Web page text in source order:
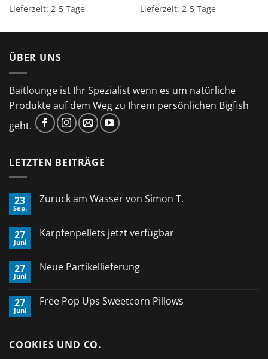
Lieferzeit: 2-5 Tage
Lieferzeit: 2-5 Tage
ÜBER UNS
Baitlounge ist Ihr Spezialist wenn es um natürliche
Produkte auf dem Weg zu Ihrem persönlichen Bigfish
geht.
LETZTEN BEITRÄGE
23
Sep.
Zurück am Wasser von Simon T.
Zurück
Simon
T.
27
Juni
Karpfenpellets jetzt verfügbar
Karpfenpellets
27
Juni
Neue Partikellieferung
Neue
27
Juni
Free Pop Ups Sweetcorn Pillows
Pop
COOKIES UND CO.